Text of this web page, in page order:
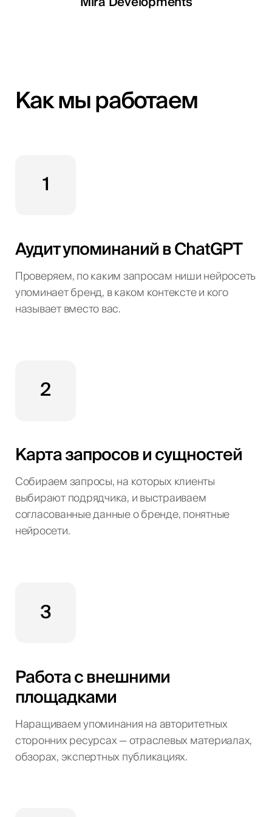
Как мы работаем
1
Аудит упоминаний в ChatGPT
Проверяем, по каким запросам ниши нейросеть
упоминает бренд, в каком контексте и кого
называет вместо вас.
2
Карта запросов и сущностей
Собираем запросы, на которых клиенты
выбирают подрядчика, и выстраиваем
согласованные данные о бренде, понятные
нейросети.
3
Работа с внешними
площадками
Наращиваем упоминания на авторитетных
сторонних ресурсах — отраслевых материалах,
обзорах, экспертных публикациях.